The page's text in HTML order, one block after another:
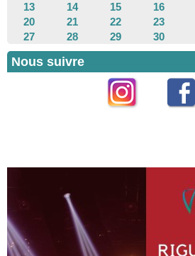
13
14 15 16
20
21 22 23
27
28 29 30
Nous suivre